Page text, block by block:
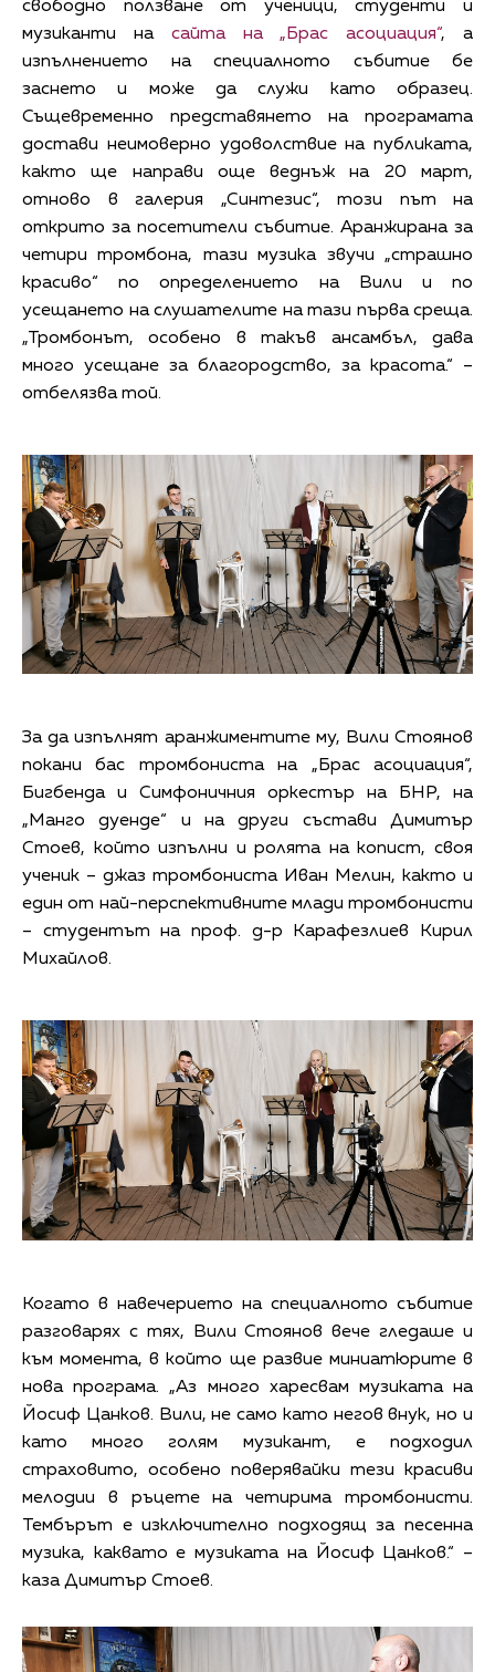
свободно ползване от ученици, студенти и
музиканти на сайта на „Брас асоциация“, а
изпълнението на специалното събитие бе
заснето и може да служи като образец.
Същевременно представянето на програмата
достави неимоверно удоволствие на публиката,
както ще направи още веднъж на 20 март,
отново в галерия „Синтезис“, този път на
открито за посетители събитие. Аранжирана за
четири тромбона, тази музика звучи „страшно
красиво“ по определението на Вили и по
усещането на слушателите на тази първа среща.
„Тромбонът, особено в такъв ансамбъл, дава
много усещане за благородство, за красота.“ –
отбелязва той.
За да изпълнят аранжиментите му, Вили Стоянов
покани бас тромбониста на „Брас асоциация“,
Бигбенда и Симфоничния оркестър на БНР, на
„Манго дуенде“ и на други състави Димитър
Стоев, който изпълни и ролята на копист, своя
ученик – джаз тромбониста Иван Мелин, както и
един от най-перспективните млади тромбонисти
– студентът на проф. д-р Карафезлиев Кирил
Михайлов.
Когато в навечерието на специалното събитие
разговарях с тях, Вили Стоянов вече гледаше и
към момента, в който ще развие миниатюрите в
нова програма. „Аз много харесвам музиката на
Йосиф Цанков. Вили, не само като негов внук, но и
като много голям музикант, е подходил
страховито, особено поверявайки тези красиви
мелодии в ръцете на четирима тромбонисти.
Тембърът е изключително подходящ за песенна
музика, каквато е музиката на Йосиф Цанков.“ –
каза Димитър Стоев.